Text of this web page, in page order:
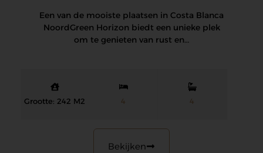
Een van de mooiste plaatsen in Costa Blanca
Noord Green Horizon biedt een unieke plek
om te genieten van rust en…
Grootte: 242 M2 4 4
Bekijken